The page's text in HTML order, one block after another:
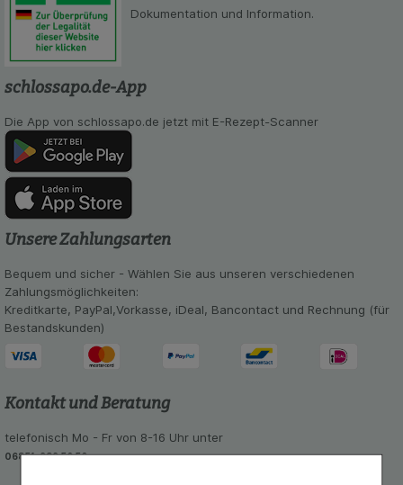
Dokumentation und Information.
schlossapo.de-App
Die App von schlossapo.de jetzt mit E-Rezept-Scanner
Unsere Zahlungsarten
Bequem und sicher - Wählen Sie aus unseren verschiedenen
Zahlungsmöglichkeiten:
Kreditkarte, PayPal,Vorkasse, iDeal, Bancontact und Rechnung (für
Bestandskunden)
Kontakt und Beratung
telefonisch Mo - Fr von 8-16 Uhr unter
06851-939 56 56